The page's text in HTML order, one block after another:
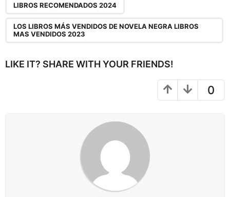
LIBROS RECOMENDADOS 2024
LOS LIBROS MÁS VENDIDOS DE NOVELA NEGRA LIBROS
MAS VENDIDOS 2023
LIKE IT? SHARE WITH YOUR FRIENDS!
0